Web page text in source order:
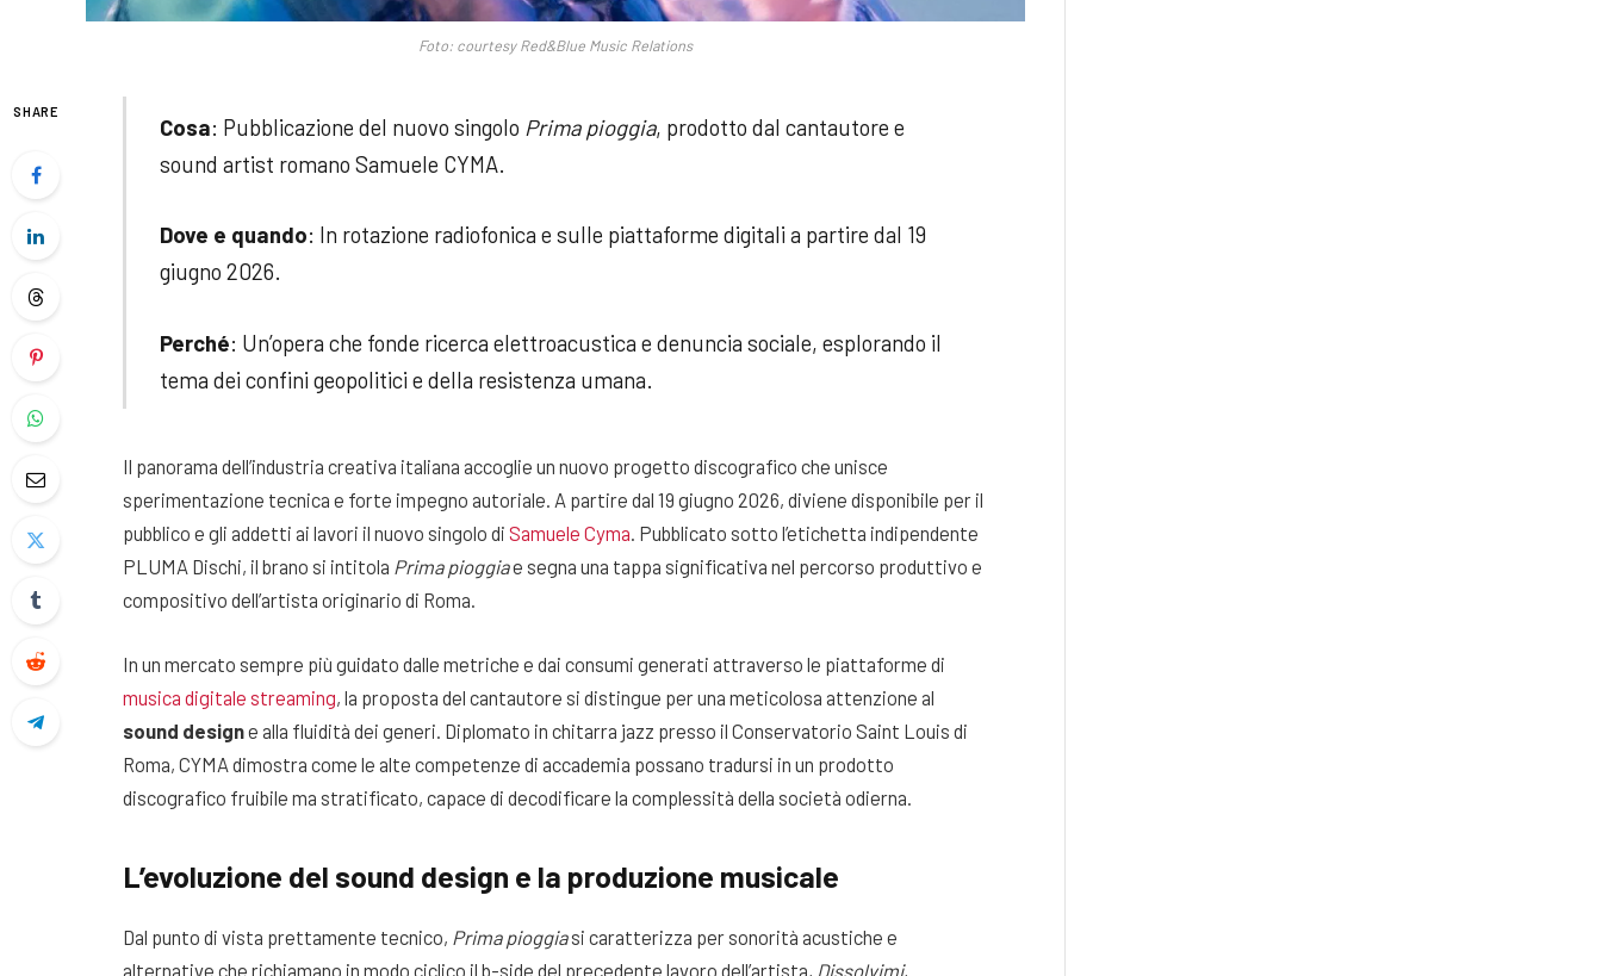
Foto: courtesy Red&Blue Music Relations
SHARE
Cosa: Pubblicazione del nuovo singolo Prima pioggia, prodotto dal cantautore e
sound artist romano Samuele CYMA.
Dove e quando: In rotazione radiofonica e sulle piattaforme digitali a partire dal 19
giugno 2026.
Perché: Un’opera che fonde ricerca elettroacustica e denuncia sociale, esplorando il
tema dei confini geopolitici e della resistenza umana.
Il panorama dell’industria creativa italiana accoglie un nuovo progetto discografico che unisce
sperimentazione tecnica e forte impegno autoriale. A partire dal 19 giugno 2026, diviene disponibile per il
pubblico e gli addetti ai lavori il nuovo singolo di Samuele Cyma. Pubblicato sotto l’etichetta indipendente
PLUMA Dischi, il brano si intitola Prima pioggiae segna una tappa significativa nel percorso produttivo e
compositivo dell’artista originario di Roma.
In un mercato sempre più guidato dalle metriche e dai consumi generati attraverso le piattaforme di
musica digitale streaming, la proposta del cantautore si distingue per una meticolosa attenzione al
sound designe alla fluidità dei generi. Diplomato in chitarra jazz presso il Conservatorio Saint Louis di
Roma, CYMA dimostra come le alte competenze di accademia possano tradursi in un prodotto
discografico fruibile ma stratificato, capace di decodificare la complessità della società odierna.
L’evoluzione del sound design e la produzione musicale
Dal punto di vista prettamente tecnico, Prima pioggiasi caratterizza per sonorità acustiche e
alternative che richiamano in modo ciclico il b-side del precedente lavoro dell’artista, Dissolvimi,